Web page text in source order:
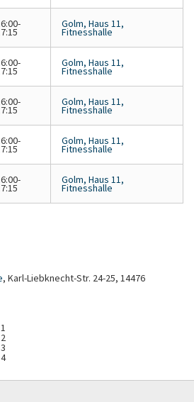
Golm, Haus 11,
Fitnesshalle
Golm, Haus 11,
Fitnesshalle
Golm, Haus 11,
Fitnesshalle
Golm, Haus 11,
Fitnesshalle
Golm, Haus 11,
Fitnesshalle
, Karl-Liebknecht-Str. 24-25, 14476